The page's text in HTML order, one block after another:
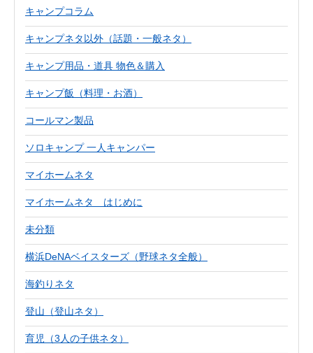
キャンプコラム
キャンプネタ以外（話題・一般ネタ）
キャンプ用品・道具 物色＆購入
キャンプ飯（料理・お酒）
コールマン製品
ソロキャンプ 一人キャンパー
マイホームネタ
マイホームネタ はじめに
未分類
横浜DeNAベイスターズ（野球ネタ全般）
海釣りネタ
登山（登山ネタ）
育児（3人の子供ネタ）